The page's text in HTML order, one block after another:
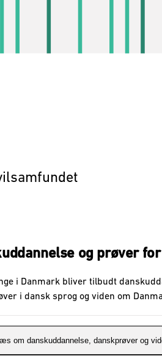
og prøver
i Danmark bliver tilbudt
i dansk sprog og viden om
om danskuddannelse, danskprøver og